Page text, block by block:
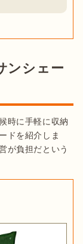
ンシェー
時に手軽に収納
ドを紹介しま
が負担だという